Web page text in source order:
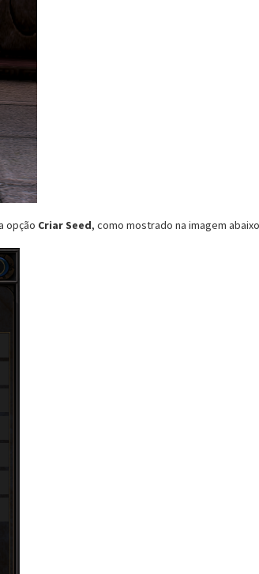
opção Criar Seed, como mostrado na imagem